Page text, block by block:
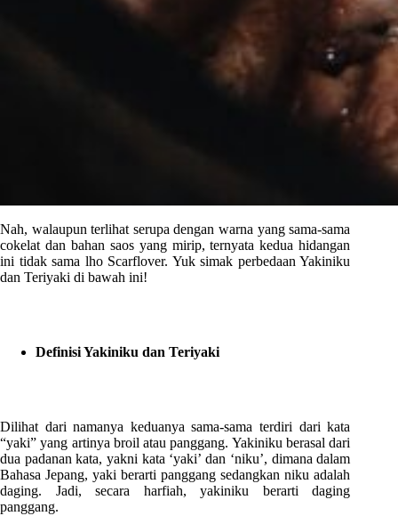
Nah, walaupun terlihat serupa dengan warna yang sama-sama
cokelat dan bahan saos yang mirip, ternyata kedua hidangan
ini tidak sama lho Scarflover. Yuk simak perbedaan Yakiniku
dan Teriyaki di bawah ini!
Definisi Yakiniku dan Teriyaki
Dilihat dari namanya keduanya sama-sama terdiri dari kata
“yaki” yang artinya broil atau panggang. Yakiniku berasal dari
dua padanan kata, yakni kata ‘yaki’ dan ‘niku’, dimana dalam
Bahasa Jepang, yaki berarti panggang sedangkan niku adalah
daging. Jadi, secara harfiah, yakiniku berarti daging
panggang.